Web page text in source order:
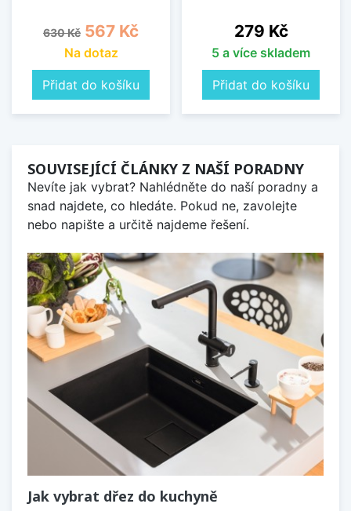
Běžná cena
630 Kč Cena
567 Kč
Na dotaz
Přidat do košíku
Cena
279 Kč
5 a více skladem
Přidat do košíku
SOUVISEJÍCÍ ČLÁNKY Z NAŠÍ PORADNY
Nevíte jak vybrat? Nahlédněte do naší poradny a
snad najdete, co hledáte. Pokud ne, zavolejte
nebo napište a určitě najdeme řešení.
Jak vybrat dřez do kuchyně